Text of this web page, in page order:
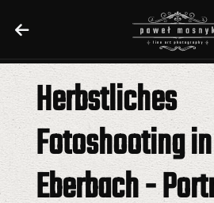
Herbstliches
Fotoshooting in
Eberbach -